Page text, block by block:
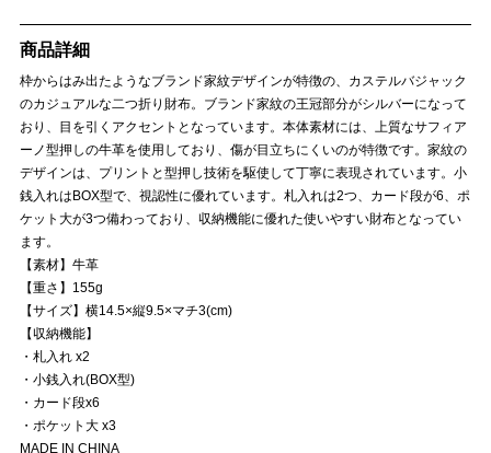
商品詳細
枠からはみ出たようなブランド家紋デザインが特徴の、カステルバジャック
のカジュアルな二つ折り財布。ブランド家紋の王冠部分がシルバーになって
おり、目を引くアクセントとなっています。本体素材には、上質なサフィア
ーノ型押しの牛革を使用しており、傷が目立ちにくいのが特徴です。家紋の
デザインは、プリントと型押し技術を駆使して丁寧に表現されています。小
銭入れはBOX型で、視認性に優れています。札入れは2つ、カード段が6、ポ
ケット大が3つ備わっており、収納機能に優れた使いやすい財布となってい
ます。
【素材】牛革
【重さ】155g
【サイズ】横14.5×縦9.5×マチ3(cm)
【収納機能】
・札入れ x2
・小銭入れ(BOX型)
・カード段x6
・ポケット大 x3
MADE IN CHINA